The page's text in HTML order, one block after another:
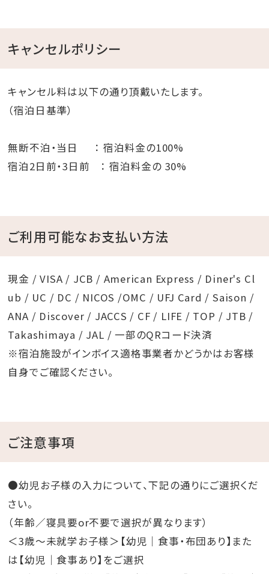
キャンセルポリシー
キャンセル料は以下の通り頂戴いたします。
（宿泊日基準）
無断不泊・当日 ： 宿泊料金の100%
宿泊2日前・3日前 ： 宿泊料金の 30%
ご利用可能なお支払い方法
現金 / VISA / JCB / American Express / Diner's Cl
ub / UC / DC / NICOS /OMC / UFJ Card / Saison /
ANA / Discover / JACCS / CF / LIFE / TOP / JTB /
Takashimaya / JAL / 一部のQRコード決済
※宿泊施設がインボイス適格事業者かどうかはお客様
自身でご確認ください。
ご注意事項
●幼児お子様の入力について、下記の通りにご選択くだ
さい。
（年齢／寝具要or不要で選択が異なります）
＜3歳～未就学お子様＞【幼児｜食事・布団あり】また
は【幼児｜食事あり】をご選択